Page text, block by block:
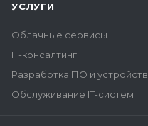
УСЛУГИ
Облачные сервисы
IT-консалтинг
Разработка ПО и устройств
Обслуживание IT-систем